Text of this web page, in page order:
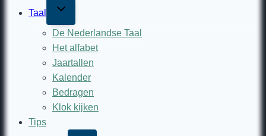
Taal
Toggle
menu
De Nederlandse Taal
Het alfabet
Jaartallen
Kalender
Bedragen
Klok kijken
Tips